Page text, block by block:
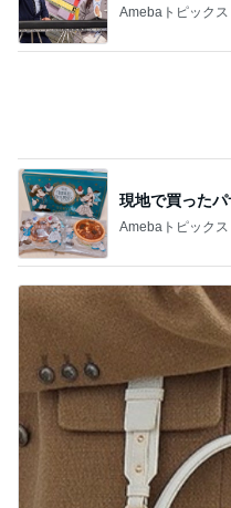
Amebaトピックス
必ず聞かれる高見え2wayハン
Amebaトピックス 1日前
記
梅を干さなく